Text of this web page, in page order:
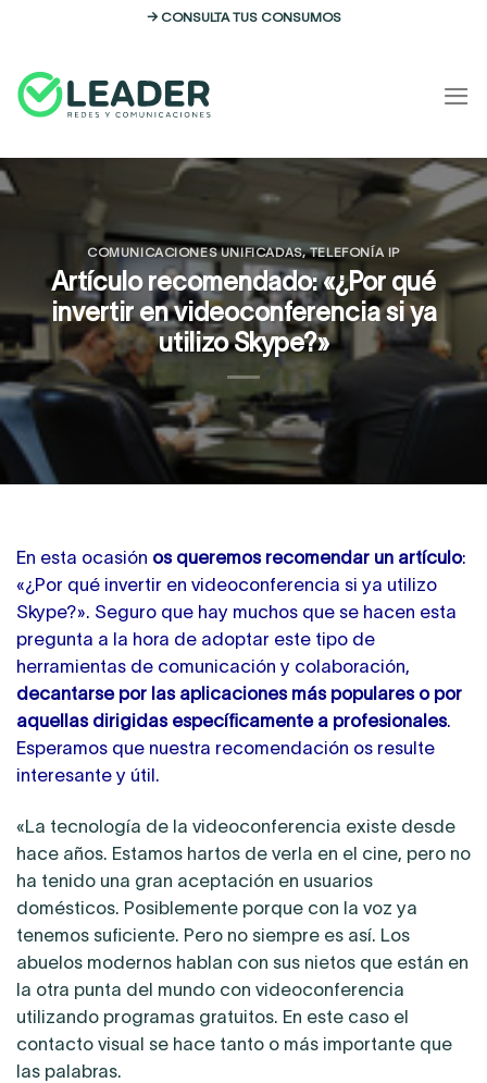
content
→ CONSULTA TUS CONSUMOS
COMUNICACIONES UNIFICADAS,TELEFONÍA IP
Artículo recomendado: «¿Por qué
invertir en videoconferencia si ya
utilizo Skype?»
En esta ocasión os queremos recomendar un artículo:
«¿Por qué invertir en videoconferencia si ya utilizo
Skype?». Seguro que hay muchos que se hacen esta
pregunta a la hora de adoptar este tipo de
herramientas de comunicación y colaboración,
decantarse por las aplicaciones más populares o por
aquellas dirigidas específicamente a profesionales.
Esperamos que nuestra recomendación os resulte
interesante y útil.
«La tecnología de la videoconferencia existe desde
hace años. Estamos hartos de verla en el cine, pero no
ha tenido una gran aceptación en usuarios
domésticos. Posiblemente porque con la voz ya
tenemos suficiente. Pero no siempre es así. Los
abuelos modernos hablan con sus nietos que están en
la otra punta del mundo con videoconferencia
utilizando programas gratuitos. En este caso el
contacto visual se hace tanto o más importante que
las palabras.